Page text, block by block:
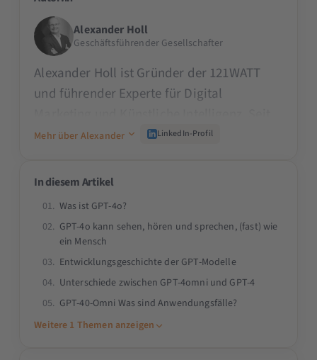
Alexander Holl
Geschäftsführender Gesellschafter
Alexander Holl ist Gründer der 121WATT
und führender Experte für Digital
den 90er Jahren prägt er die Branche und
TÜV, ADAC oder Mercedes Benz. Als Dozent
OMR teilt er sein Praxiswissen. Alexander
begeistert durch seine Fähigkeit, komplexe
Themen verständlich zu vermitteln und
innovative Lösungen für das Digital
Marketing & KI zu bieten.
Mehr über Alexander LinkedIn-Profil
In diesem Artikel
Was ist GPT-4o?
GPT-4o kann sehen, hören und sprechen, (fast) wie
ein Mensch
Entwicklungsgeschichte der GPT-Modelle
Unterschiede zwischen GPT-4omni und GPT-4
GPT-40-Omni Was sind Anwendungsfälle?
Weitere 1 Themen anzeigen